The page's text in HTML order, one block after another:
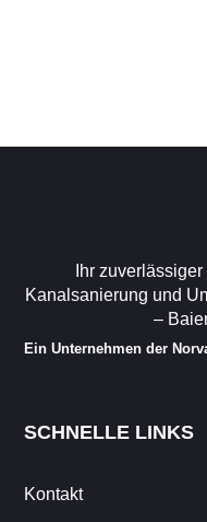
Ihr
Kanalsanierung und
–
Ein Unternehmen der
SCHNELLE LINKS
Kontakt